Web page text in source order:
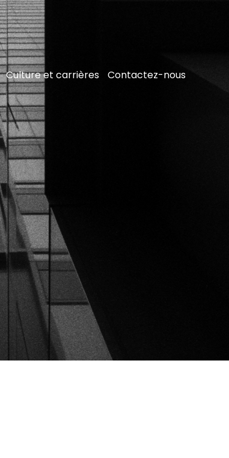
Culture et carrières Contactez-nous